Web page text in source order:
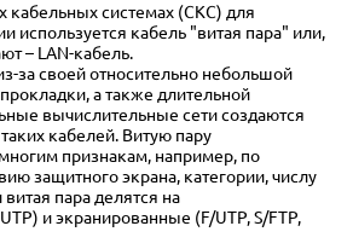
кабельных системах (СКС) для
используется кабель "витая пара" или,
– LAN-кабель.
за своей относительно небольшой
а также длительной
вычислительные сети создаются
кабелей. Витую пару
признакам, например, по
защитного экрана, категории, числу
пара делятся на
и экранированные (F/UTP, S/FTP,